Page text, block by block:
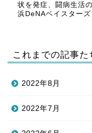
状を発症、闘病生活
浜DeNAベイスターズ
これまでの記事た
2022年8月
2022年7月